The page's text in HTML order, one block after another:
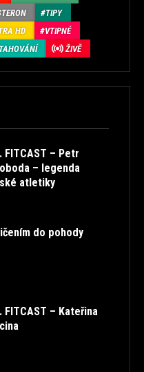
TIPY
HD
VTIPNÉ
ŽIVĚ
FITCAST – Petr
– legenda
atletiky
do pohody
FITCAST – Kateřina